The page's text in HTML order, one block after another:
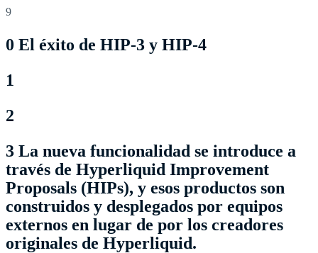
9
0 El éxito de HIP-3 y HIP-4
1
2
3 La nueva funcionalidad se introduce a
través de Hyperliquid Improvement
Proposals (HIPs), y esos productos son
construidos y desplegados por equipos
externos en lugar de por los creadores
originales de Hyperliquid.